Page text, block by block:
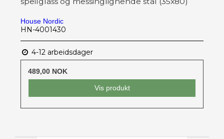
House Nordic
HN-4001430
4-12 arbeidsdager
489,00 NOK
Vis produkt